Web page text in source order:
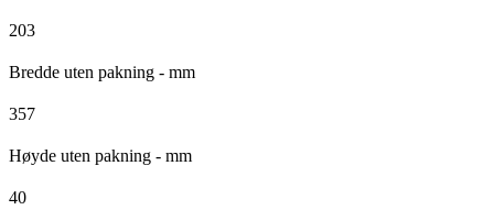
203
Bredde uten pakning - mm
357
Høyde uten pakning - mm
40